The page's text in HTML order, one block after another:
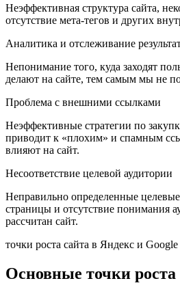
Неэффективная структура сайта,
отсутствие мета-тегов и других
Аналитика и отслеживание
Непонимание того, куда заходят
делают на сайте, тем самым мы не
Проблема с внешними ссылками
Неэффективные стратегии по
приводит к «плохим» и спамным
влияют на сайт.
Несоответствие целевой аудитории
Неправильно определенные
страницы и отсутствие понимания
рассчитан сайт.
точки роста сайта в Яндекс и Google
Основные точки роста